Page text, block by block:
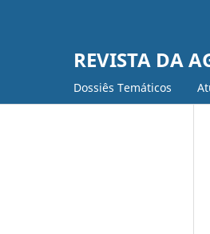
REVISTA DA
Dossiês Temáticos